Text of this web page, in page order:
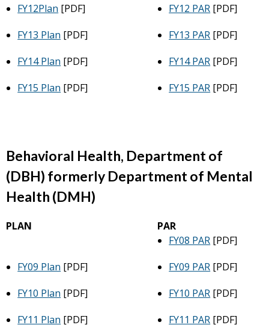
FY12Plan [PDF] FY12 PAR [PDF]
FY13 Plan [PDF] FY13 PAR [PDF]
FY14 Plan [PDF] FY14 PAR [PDF]
FY15 Plan [PDF] FY15 PAR [PDF]
Behavioral Health, Department of
(DBH) formerly Department of Mental
Health (DMH)
PLAN
PAR
FY08 PAR [PDF]
FY09 Plan [PDF] FY09 PAR [PDF]
FY10 Plan [PDF] FY10 PAR [PDF]
FY11 Plan [PDF] FY11 PAR [PDF]